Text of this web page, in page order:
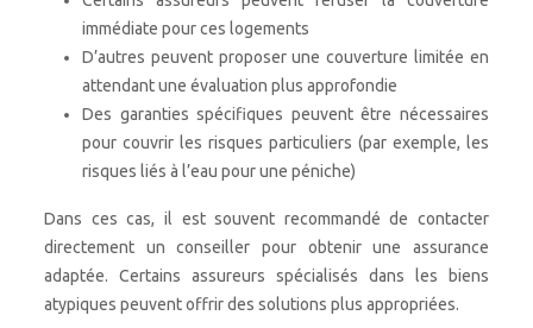
immédiate pour ces logements
D’autres peuvent proposer une couverture limitée en
attendant une évaluation plus approfondie
Des garanties spécifiques peuvent être nécessaires
pour couvrir les risques particuliers (par exemple, les
risques liés à l’eau pour une péniche)
Dans ces cas, il est souvent recommandé de contacter
directement un conseiller pour obtenir une assurance
adaptée. Certains assureurs spécialisés dans les biens
atypiques peuvent offrir des solutions plus appropriées.